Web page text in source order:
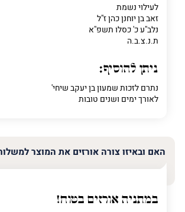
לעילוי נשמת
זאב בן יוחנן כהן ז"ל
נלב"ע כ' כסלו תשפ"א
ת.נ.צ.ב.ה
ניתן להוסיף:
נתרם לזכות שמעון בן יעקב שיחי'
לאורך ימים ושנים טובות
האם ובאיזו צורה אורזים את המוצר
במתניה אורזים בטוח!